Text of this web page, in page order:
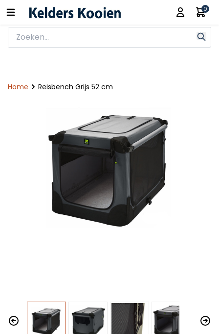
0
Home Reisbench Grijs 52 cm